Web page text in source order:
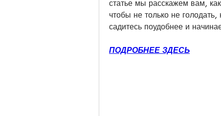
статье мы расскажем вам,
чтобы не только не
садитесь поудобнее и
ПОДРОБНЕЕ ЗДЕСЬ